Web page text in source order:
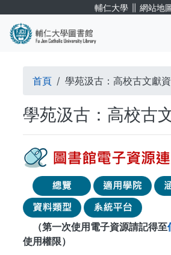
輔仁大學 ∥ 網站地
導
航
連
結
首頁 學苑汲古：高校古文獻
學苑汲古：高校古
（第一次使用電子資源請記得至
使用權限）